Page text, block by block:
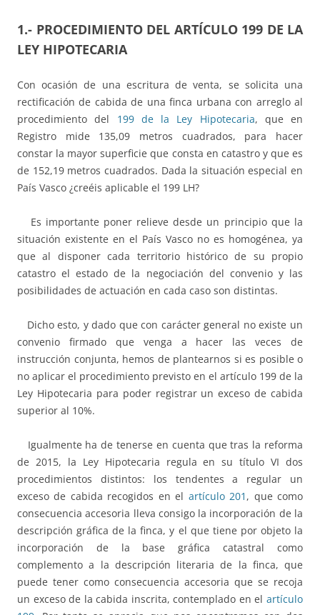
1.- PROCEDIMIENTO DEL ARTÍCULO 199 DE LA
LEY HIPOTECARIA
Con ocasión de una escritura de venta, se solicita una
rectificación de cabida de una finca urbana con arreglo al
procedimiento del 199 de la Ley Hipotecaria, que en
Registro mide 135,09 metros cuadrados, para hacer
constar la mayor superficie que consta en catastro y que es
de 152,19 metros cuadrados. Dada la situación especial en
País Vasco ¿creéis aplicable el 199 LH?
Es importante poner relieve desde un principio que la
situación existente en el País Vasco no es homogénea, ya
que al disponer cada territorio histórico de su propio
catastro el estado de la negociación del convenio y las
posibilidades de actuación en cada caso son distintas.
Dicho esto, y dado que con carácter general no existe un
convenio firmado que venga a hacer las veces de
instrucción conjunta, hemos de plantearnos si es posible o
no aplicar el procedimiento previsto en el artículo 199 de la
Ley Hipotecaria para poder registrar un exceso de cabida
superior al 10%.
Igualmente ha de tenerse en cuenta que tras la reforma
de 2015, la Ley Hipotecaria regula en su título VI dos
procedimientos distintos: los tendentes a regular un
exceso de cabida recogidos en el artículo 201 , que como
consecuencia accesoria lleva consigo la incorporación de la
descripción gráfica de la finca, y el que tiene por objeto la
incorporación de la base gráfica catastral como
complemento a la descripción literaria de la finca, que
puede tener como consecuencia accesoria que se recoja
un exceso de la cabida inscrita, contemplado en el artículo